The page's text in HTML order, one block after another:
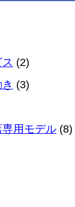
(2)
(3)
用モデル(8)